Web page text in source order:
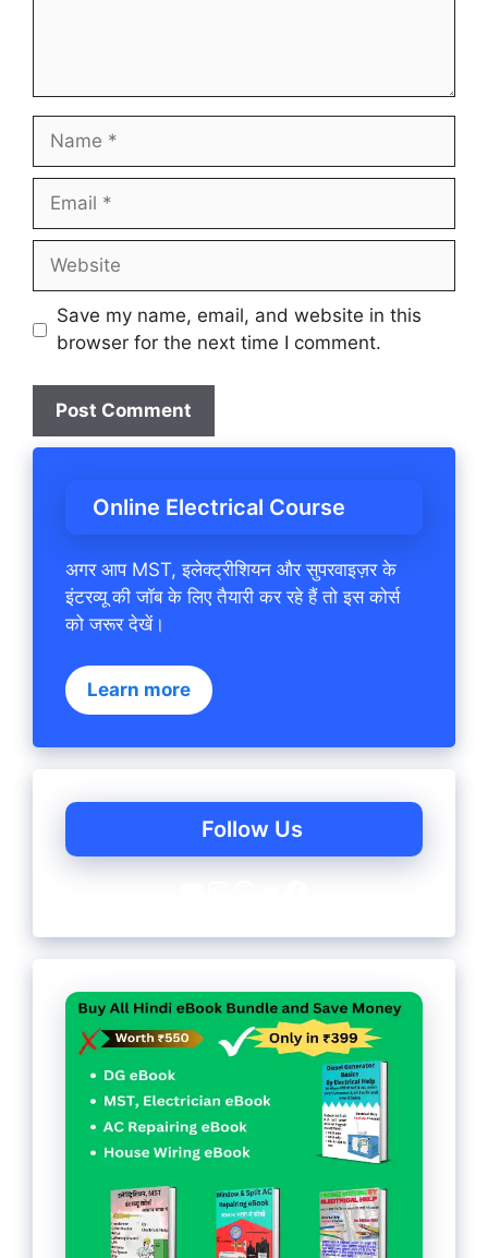
Save my name, email, and website in this
browser for the next time I comment.
Online Electrical Course
अगर आप MST, इलेक्ट्रीशियन और सुपरवाइज़र के
इंटरव्यू की जॉब के लिए तैयारी कर रहे हैं तो इस कोर्स
को जरूर देखें।
Learn more
Follow Us